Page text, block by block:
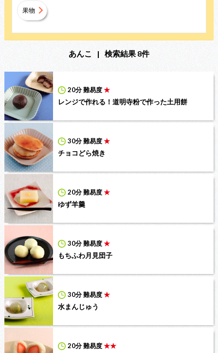
果物
あんこ | 検索結果 8件
20分難易度★
レンジで作れる！道明寺粉で作った土用餅
30分難易度★
チョコどら焼き
20分難易度★
ゆず羊羹
30分難易度★
もちふわ月見団子
30分難易度★
水まんじゅう
20分難易度★★